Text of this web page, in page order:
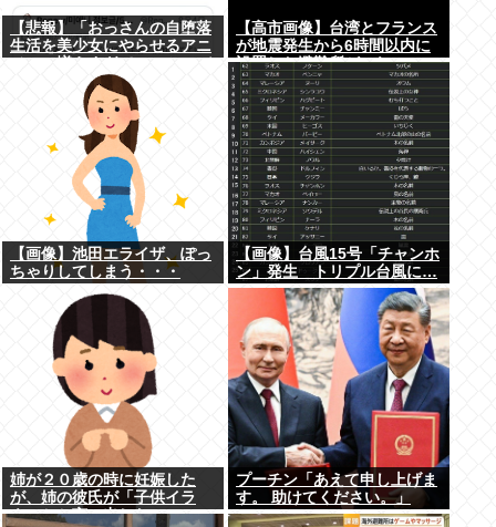
【悲報】「おっさんの自堕落
生活を美少女にやらせるアニ
【高市画像】台湾とフランス
が地震発生から6時間以内に
設置した避難所がこれwww
【画像】池田エライザ、ぽっ
ちゃりしてしまう・・・
【画像】台風15号「チャンホ
ン」発生 トリプル台風に…
姉が２０歳の時に妊娠した
が、姉の彼氏が「子供イラ
ネ」とか言い出した
プーチン「あえて申し上げま
す。 助けてください。」